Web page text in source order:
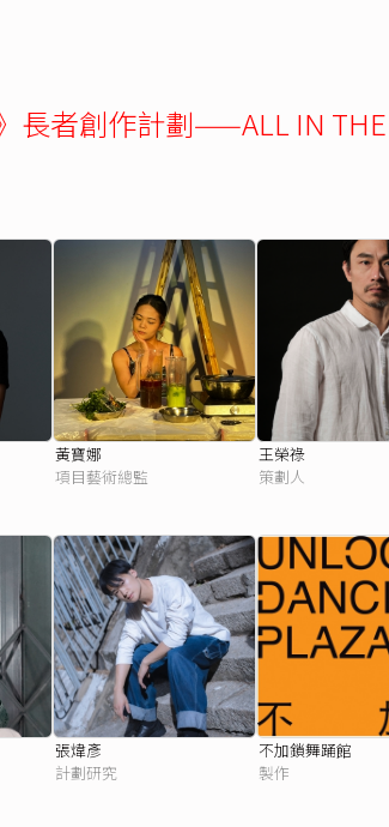
長者創作計劃——ALL IN THE
黃寶娜
項目藝術總監
王榮祿
策劃人
張煒彥
計劃研究
不加鎖舞踊館
製作